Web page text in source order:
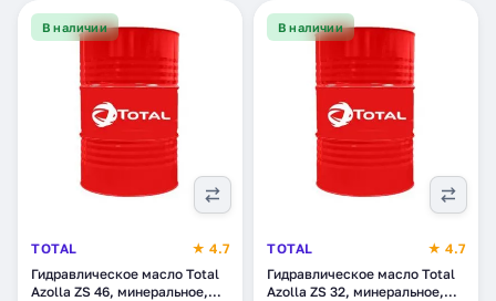
В наличии
TOTAL
★ 4.7
Гидравлическое масло Total
Azolla ZS 46, минеральное,
В наличии
TOTAL
★ 4.7
Гидравлическое масло Total
Azolla ZS 32, минеральное,